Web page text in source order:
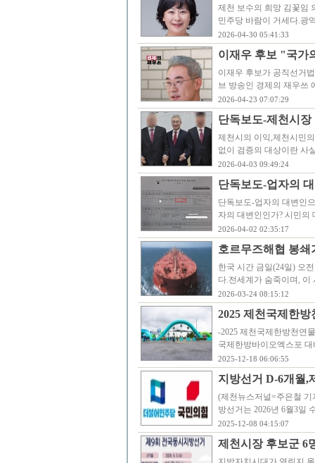
제천 보수의 희망 김꽃임
민주당 바람이 거세다.광
2026-04-30 05:41:33
이재우 후보 "국가
이재우 후보가 공직선거
브 방송인 경제의 재우쓰
2026-04-23 07:07:29
단독보도-제천시
제천시의 이익,제천시민
없이 검증의 대상이란 사
2026-04-03 09:49:24
단독보도-업자의
단독보도-업자의 대변인
자의 대변인인가? 시민
2026-04-02 02:35:17
호르무즈해협 봉
한국 시간 금일(24일) 오
다.전세계가 숨죽이며,
2026-03-24 08:15:12
2025 제천국제한
-2025 제천국제한방천연
국제한방바이오엑스포
2025-12-18 06:06:55
지방선거 D-6개월
(제천뉴스저널=주은철 기
방선거는 2026년 6월3일
2025-12-08 04:15:07
제천시장 후보군 6